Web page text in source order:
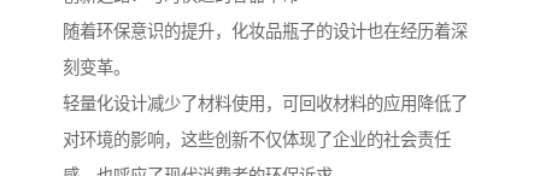
随着环保意识的提升，化妆品瓶子的设计也在经历着深
刻变革。
轻量化设计减少了材料使用，可回收材料的应用降低了
对环境的影响，这些创新不仅体现了企业的社会责任